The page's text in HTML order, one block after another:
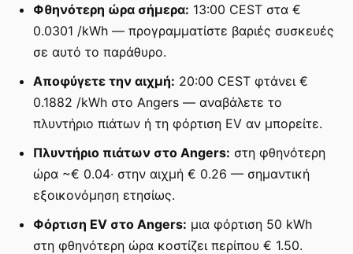
Φθηνότερη ώρα σήμερα: 13:00 CEST στα €
0.0301 /kWh — προγραμματίστε βαριές συσκευές
σε αυτό το παράθυρο.
Αποφύγετε την αιχμή: 20:00 CEST φτάνει €
0.1882 /kWh στο Angers — αναβάλετε το
πλυντήριο πιάτων ή τη φόρτιση EV αν μπορείτε.
Πλυντήριο πιάτων στο Angers: στη φθηνότερη
ώρα ~€ 0.04· στην αιχμή € 0.26 — σημαντική
εξοικονόμηση ετησίως.
Φόρτιση EV στο Angers: μια φόρτιση 50 kWh
στη φθηνότερη ώρα κοστίζει περίπου € 1.50.